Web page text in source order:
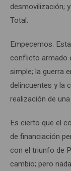
desmovilización;
Total.
Empecemos.
conflicto armado
simple; la guerra
delincuentes y la
realización de
Es cierto que el
de financiación
con el triunfo de
cambio; pero